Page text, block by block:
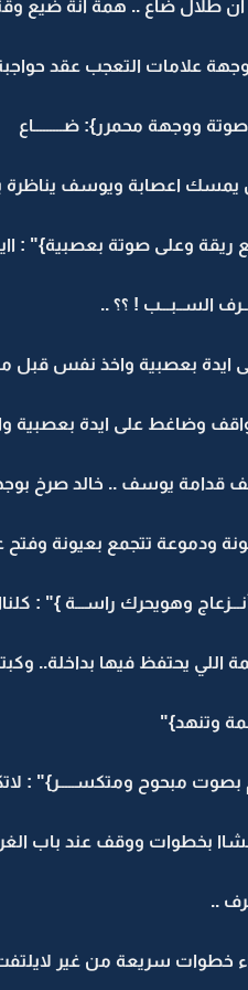
طلال ضاع .. همة انة ضيع
علامات التعجب عقد
ووجهة محمرر}: ضـــــــــاع
اعصابة ويوسف يناظرة
وعلى صوتة بعصبية}" :
الســبـــب ! ؟؟ ..
بعصبية واخذ نفس قبل
واقف وضاغط على ايدة
يوسف .. خالد صرخ بوجهة
ودموعة تتجمع بعيونة
وهويحرك راســـة }" : كلنااا
اللي يحتفظ فيها بداخلة..
وتنهد}"
مبحوح ومتكســـــر}" :
بخطوات ووقف عند باب
..
خطوات سريعة من غير